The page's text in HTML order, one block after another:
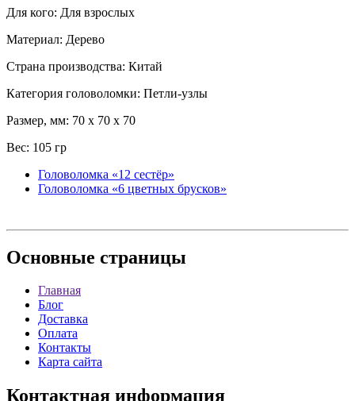
Для кого: Для взрослых
Материал: Дерево
Страна производства: Китай
Категория головоломки: Петли-узлы
Размер, мм: 70 x 70 x 70
Вес: 105 гр
Головоломка «12 сестёр»
Головоломка «6 цветных брусков»
Основные страницы
Главная
Блог
Доставка
Оплата
Контакты
Карта сайта
Контактная информация